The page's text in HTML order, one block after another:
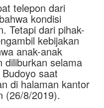
telepon dari
kondisi
Tetapi dari pihak-
kebijakan
anak-anak
diliburkan selama
saat
di halaman kantor
(26/8/2019).